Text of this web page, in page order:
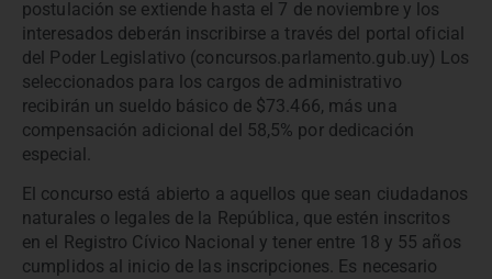
postulación se extiende hasta el 7 de noviembre y los
interesados deberán inscribirse a través del portal oficial
del Poder Legislativo (concursos.parlamento.gub.uy) Los
seleccionados para los cargos de administrativo
recibirán un sueldo básico de $73.466, más una
compensación adicional del 58,5% por dedicación
especial.
El concurso está abierto a aquellos que sean ciudadanos
naturales o legales de la República, que estén inscritos
en el Registro Cívico Nacional y tener entre 18 y 55 años
cumplidos al inicio de las inscripciones. Es necesario